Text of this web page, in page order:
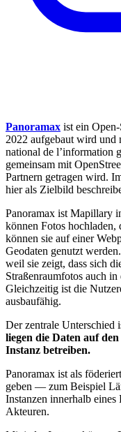
Panoramax ist ein
2022 aufgebaut wird und
national de l’information
gemeinsam mit
Partnern getragen wird.
hier als Zielbild
Panoramax ist Mapillary
können Fotos hochladen,
können sie auf einer
Geodaten genutzt
weil sie zeigt, dass sich
Straßenraumfotos auch
Gleichzeitig ist die
ausbaufähig.
Der zentrale Unterschied
liegen die Daten auf
Instanz betreiben.
Panoramax ist als
geben — zum Beispiel
Instanzen innerhalb
Akteuren.